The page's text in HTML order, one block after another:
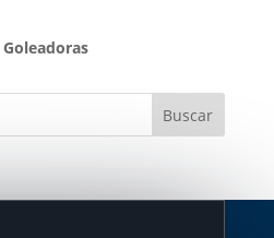
Goleadoras